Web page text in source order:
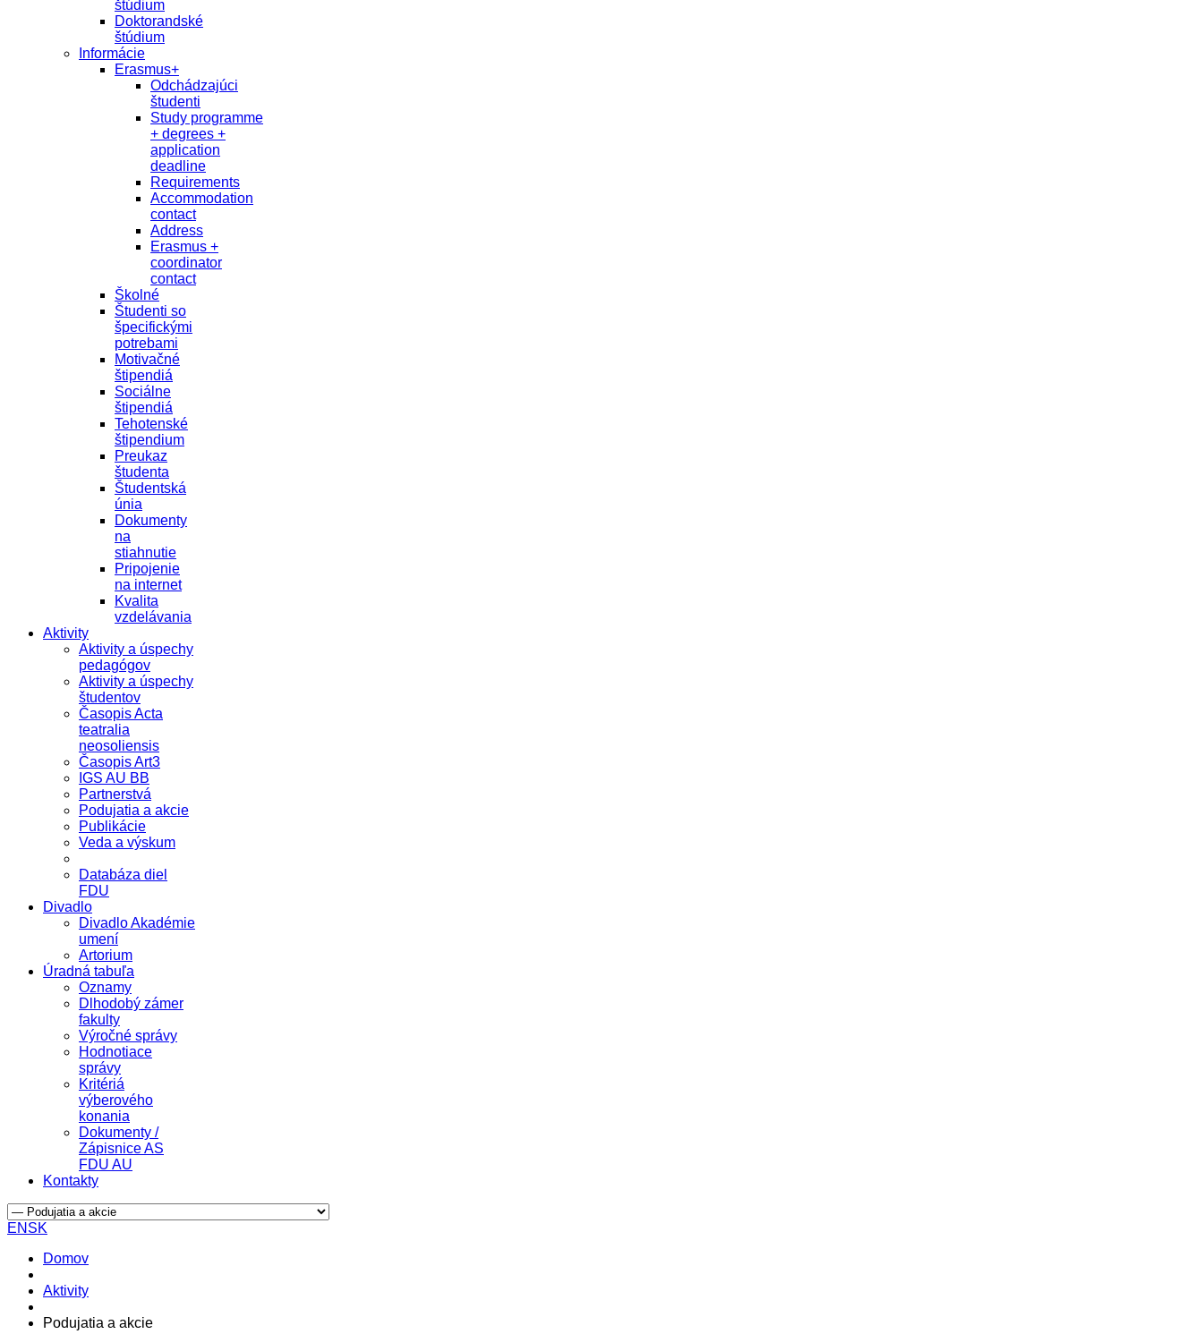
štúdium
Doktorandské
štúdium
Informácie
Erasmus+
Odchádzajúci
študenti
Study programme
+ degrees +
application
deadline
Requirements
Accommodation
contact
Address
Erasmus +
coordinator
contact
Školné
Študenti so
špecifickými
potrebami
Motivačné
štipendiá
Sociálne
štipendiá
Tehotenské
štipendium
Preukaz
študenta
Študentská
únia
Dokumenty
na
stiahnutie
Pripojenie
na internet
Kvalita
vzdelávania
Aktivity
Aktivity a úspechy
pedagógov
Aktivity a úspechy
študentov
Časopis Acta
teatralia
neosoliensis
Časopis Art3
IGS AU BB
Partnerstvá
Podujatia a akcie
Publikácie
Veda a výskum
Databáza diel
FDU
Divadlo
Divadlo Akadémie
umení
Artorium
Úradná tabuľa
Oznamy
Dlhodobý zámer
fakulty
Výročné správy
Hodnotiace
správy
Kritériá
výberového
konania
Dokumenty /
Zápisnice AS
FDU AU
Kontakty
EN SK
Domov
Aktivity
Podujatia a akcie